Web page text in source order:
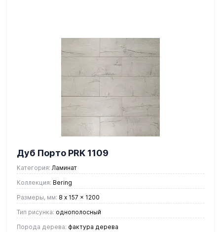
Дуб Порто PRK 1109
Категория: Ламинат
Коллекция: Bering
Размеры, мм: 8 x 157 x 1200
Тип рисунка: однополосный
Порода дерева: фактура дерева